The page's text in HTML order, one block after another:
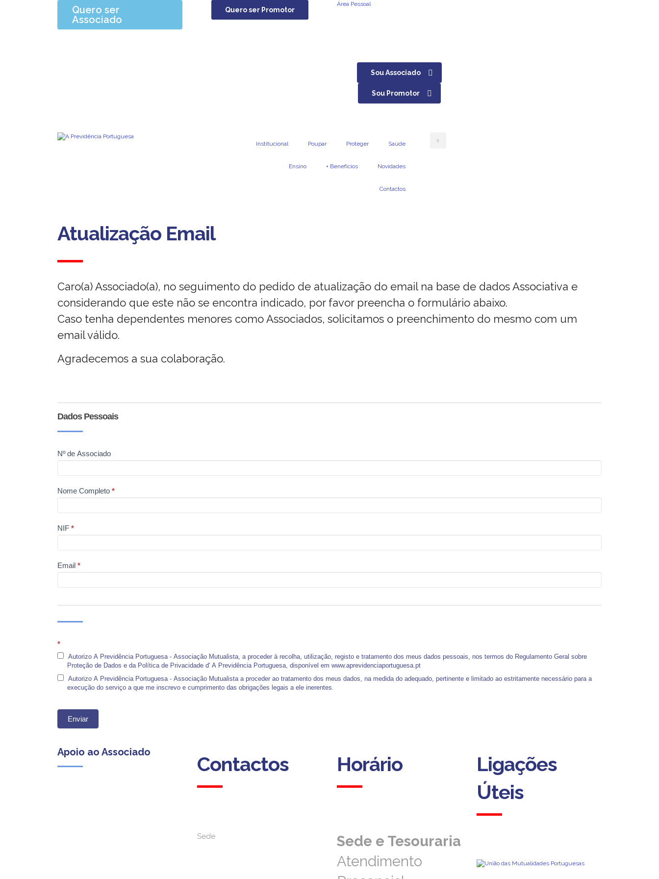
Quero ser
Associado
Quero ser Promotor
Área Pessoal
Sou Associado
Sou Promotor
Institucional Poupar Proteger Saúde
Ensino + Benefícios Novidades
Contactos
Atualização Email
Caro(a) Associado(a), no seguimento do pedido de atualização do email na base de dados Associativa e
considerando que este não se encontra indicado, por favor preencha o formulário abaixo.
Caso tenha dependentes menores como Associados, solicitamos o preenchimento do mesmo com um
email válido.
Agradecemos a sua colaboração.
do
Email
Dados Pessoais
Nº de Associado
Nome Completo *
NIF *
Email *
*
Autorizo A Previdência Portuguesa - Associação Mutualista, a proceder à recolha, utilização, registo e tratamento dos meus dados pessoais, nos termos do Regulamento Geral sobre
Proteção de Dados e da Política de Privacidade d' A Previdência Portuguesa, disponível em www.aprevidenciaportuguesa.pt
Autorizo A Previdência Portuguesa - Associação Mutualista a proceder ao tratamento dos meus dados, na medida do adequado, pertinente e limitado ao estritamente necessário para a
execução do serviço a que me inscrevo e cumprimento das obrigações legais a ele inerentes.
Enviar
Apoio ao Associado
Contactos
Contactos
Sede
Sede
Horário
Horário
Sede e Tesouraria
Atendimento
Sede e Tesouraria
Atendimento
Ligações
Úteis
Ligações
Úteis